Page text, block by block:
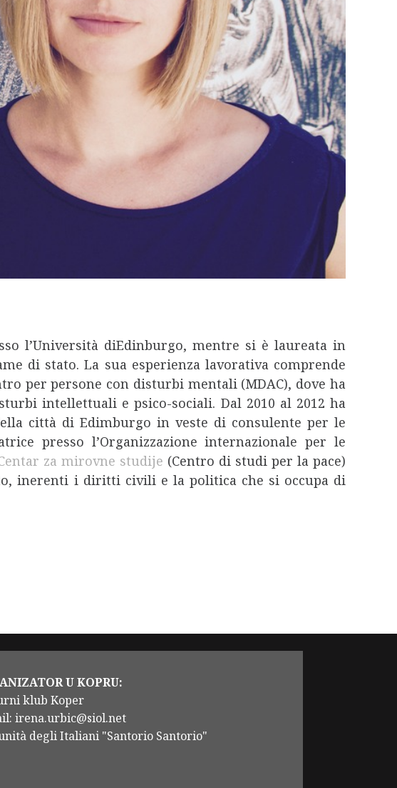
l’Università diEdinburgo, mentre si è laureata in
di stato. La sua esperienza lavorativa comprende
per persone con disturbi mentali (MDAC), dove ha
intellettuali e psico-sociali. Dal 2010 al 2012 ha
città di Edimburgo in veste di consulente per le
presso l’Organizzazione internazionale per le
za mirovne studije (Centro di studi per la pace)
inerenti i diritti civili e la politica che si occupa di
U KOPRU:
klub Koper
irena.urbic@siol.net
degli Italiani "Santorio Santorio"